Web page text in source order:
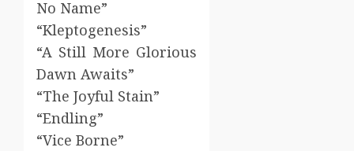
No Name”
“Kleptogenesis”
“A Still More Glorious
Dawn Awaits”
“The Joyful Stain”
“Endling”
“Vice Borne”